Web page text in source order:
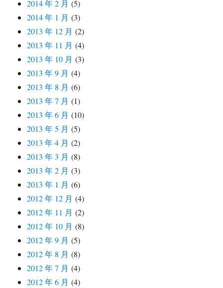
2014 年 2 月 (5)
2014 年 1 月 (3)
2013 年 12 月 (2)
2013 年 11 月 (4)
2013 年 10 月 (3)
2013 年 9 月 (4)
2013 年 8 月 (6)
2013 年 7 月 (1)
2013 年 6 月 (10)
2013 年 5 月 (5)
2013 年 4 月 (2)
2013 年 3 月 (8)
2013 年 2 月 (3)
2013 年 1 月 (6)
2012 年 12 月 (4)
2012 年 11 月 (2)
2012 年 10 月 (8)
2012 年 9 月 (5)
2012 年 8 月 (8)
2012 年 7 月 (4)
2012 年 6 月 (4)